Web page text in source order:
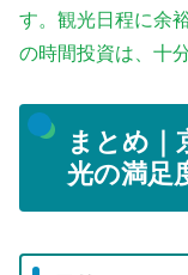
す。観光日程に余
の時間投資は、十
まとめ｜
光の満足